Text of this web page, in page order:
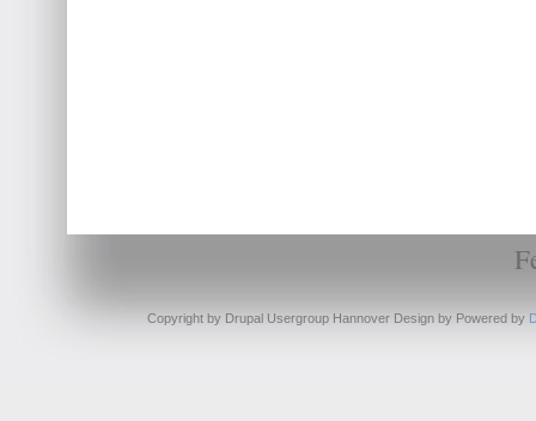
Copyright by Drupal Usergroup Hannover Design by Powered by